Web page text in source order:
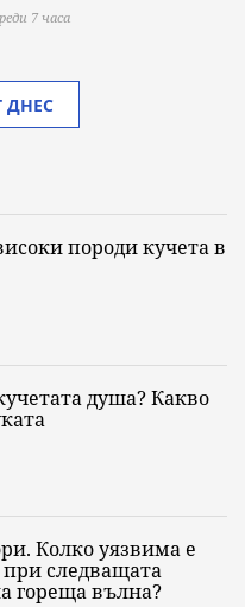
7 часа
ДНЕС
породи кучета в
душа? Какво
Колко уязвима е
следващата
гореща вълна?